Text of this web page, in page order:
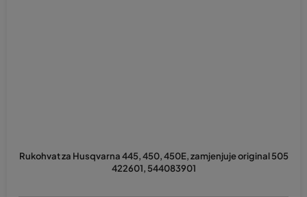
Rukohvat za Husqvarna 445, 450, 450E, zamjenjuje original 505
422601, 544083901